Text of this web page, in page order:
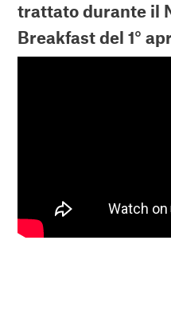
trattato durante il
Breakfast del 1°